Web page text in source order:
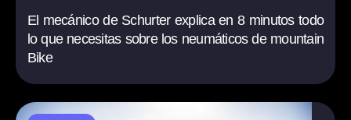
El mecánico de Schurter explica en 8 minutos todo
lo que necesitas sobre los neumáticos de mountain
Bike